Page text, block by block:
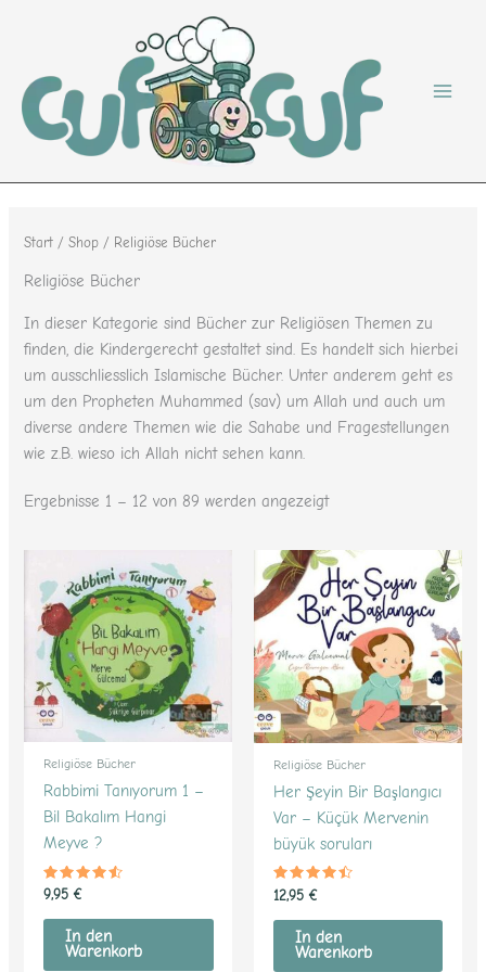
Start /Shop / Religiöse Bücher
Religiöse Bücher
In dieser Kategorie sind Bücher zur Religiösen Themen zu
finden, die Kindergerecht gestaltet sind. Es handelt sich hierbei
um ausschliesslich Islamische Bücher. Unter anderem geht es
um den Propheten Muhammed (sav) um Allah und auch um
diverse andere Themen wie die Sahabe und Fragestellungen
wie z.B. wieso ich Allah nicht sehen kann.
Ergebnisse 1 – 12 von 89 werden angezeigt
Religiöse Bücher
Rabbimi Tanıyorum 1 –
Bil Bakalım Hangi
Meyve ?
Bewertet
mit
4.35
von 5
9,95 €
In den
Warenkorb
Religiöse Bücher
Her Şeyin Bir Başlangıcı
Var – Küçük Mervenin
büyük soruları
Bewertet
mit
4.32
von 5
12,95 €
In den
Warenkorb